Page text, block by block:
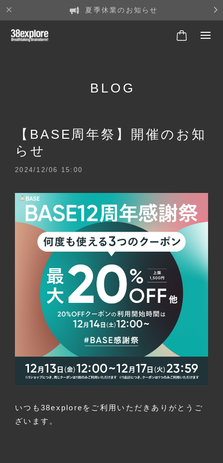
夏季休業のお知らせ
BLOG
【BASE周年祭】開催のお知
らせ
2024/12/06 15:00
いつも38exploreをご利用いただきありがとうご
ざいます。